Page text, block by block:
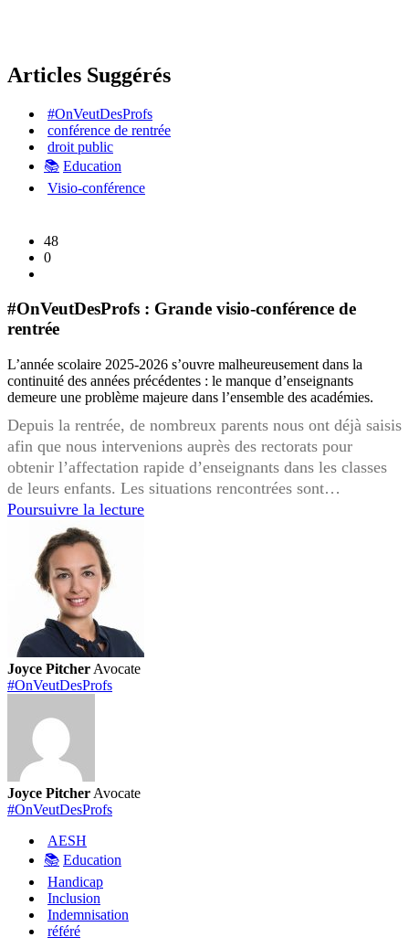
Articles Suggérés
#OnVeutDesProfs
conférence de rentrée
droit public
📚 Education
Visio-conférence
48
0
#OnVeutDesProfs : Grande visio-conférence de
rentrée
L’année scolaire 2025-2026 s’ouvre malheureusement dans la
continuité des années précédentes : le manque d’enseignants
demeure une problème majeure dans l’ensemble des académies.
Depuis la rentrée, de nombreux parents nous ont déjà saisis
afin que nous intervenions auprès des rectorats pour
obtenir l’affectation rapide d’enseignants dans les classes
de leurs enfants. Les situations rencontrées sont…
Poursuivre la lecture#OnVeutDesProfs
Joyce Pitcher Avocate
#OnVeutDesProfs
Joyce Pitcher Avocate
#OnVeutDesProfs
AESH
📚 Education
Handicap
Inclusion
Indemnisation
référé